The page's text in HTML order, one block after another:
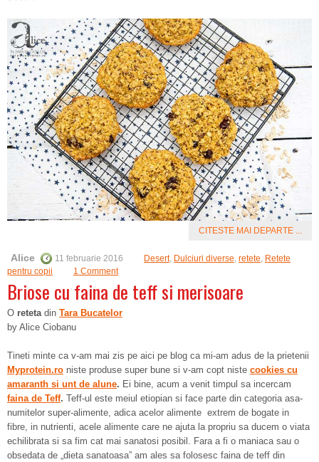
CITESTE MAI DEPARTE ...
Alice 11 februarie 2016 Desert, Dulciuri diverse, retete, Retete
pentru copii
1 Comment
Briose cu faina de teff si merisoare
O retetadin Tara Bucatelor
by Alice Ciobanu
Tineti minte ca v-am mai zis pe aici pe blog ca mi-am adus de la prietenii
Myprotein.ro niste produse super bune si v-am copt niste cookies cu
amaranth si unt de alune. Ei bine, acum a venit timpul sa incercam
faina de Teff. Teff-ul este meiul etiopian si face parte din categoria asa-
numitelor super-alimente, adica acelor alimente extrem de bogate in
fibre, in nutrienti, acele alimente care ne ajuta la propriu sa ducem o viata
echilibrata si sa fim cat mai sanatosi posibil. Fara a fi o maniaca sau o
obsedata de „dieta sanatoasa” am ales sa folosesc faina de teff din